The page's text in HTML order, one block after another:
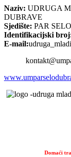
Naziv: UDRUGA
DUBRAVE
Sjedište: PAR
Identifikacijski
E-mail:
Domaći